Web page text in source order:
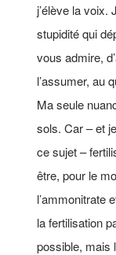
j’élève la voix.
stupidité qui
vous admire,
l’assumer, au
Ma seule
sols. Car – et
ce sujet –
être, pour le
l’ammonitrate
la fertilisation
possible, mais